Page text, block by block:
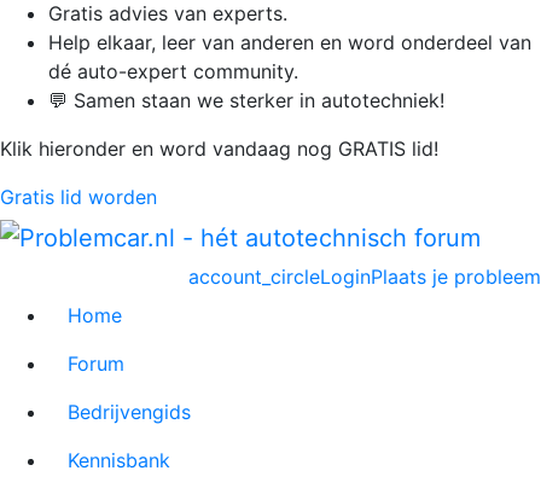
Gratis advies van experts.
Help elkaar, leer van anderen en word onderdeel van
dé auto-expert community.
💬 Samen staan we sterker in autotechniek!
Klik hieronder en word vandaag nog GRATIS lid!
Gratis lid worden
Plaats je probleem
account_circleLogin
Home
Forum
Bedrijvengids
Kennisbank